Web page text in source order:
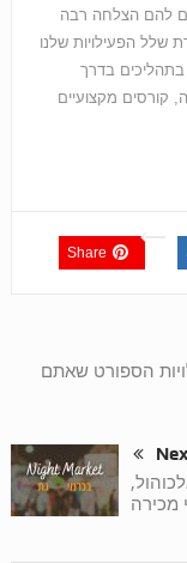
להם הצלחה רבה
שלל הפעילויות שלנו
בתהליכים בדרך
קורסים מקצועיים
Share
הספורט שאתם
מכירה